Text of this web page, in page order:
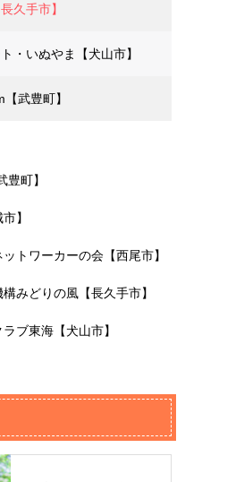
久手市】
・いぬやま【犬山市】
武豊町】
町】
】
トワーカーの会【西尾市】
みどりの風【長久手市】
ブ東海【犬山市】